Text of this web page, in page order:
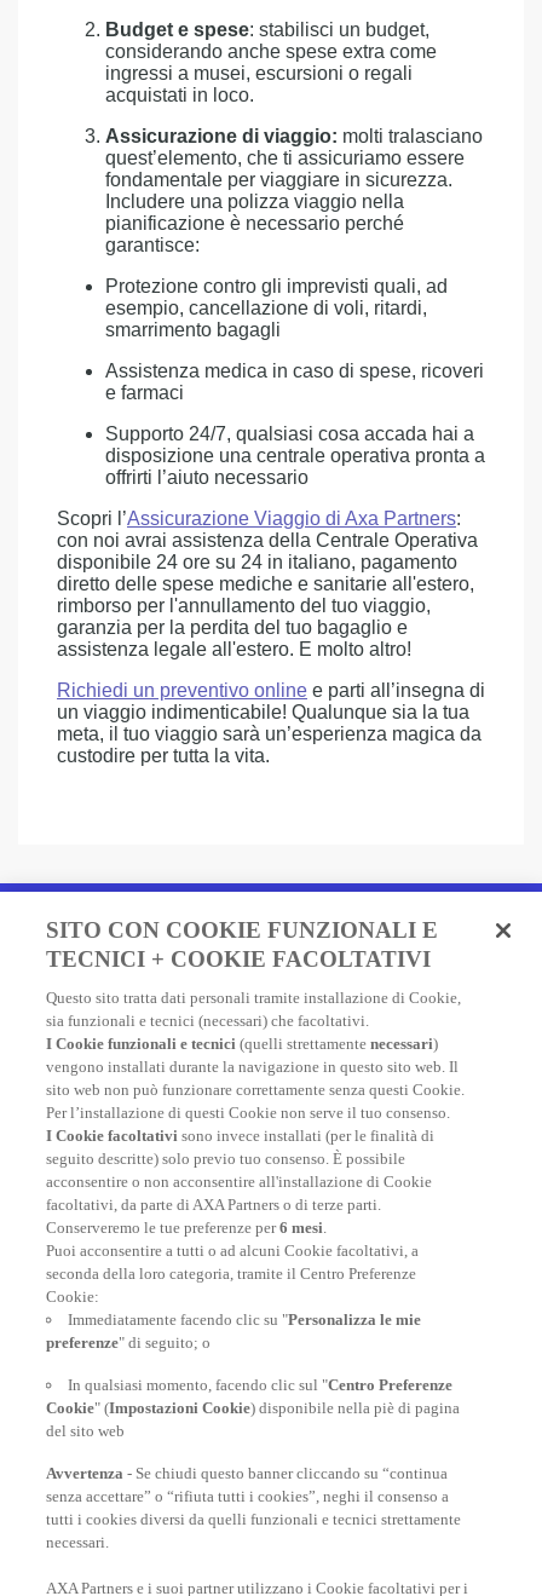
Budget e spese: stabilisci un budget,
considerando anche spese extra come
ingressi a musei, escursioni o regali
acquistati in loco.
Assicurazione di viaggio: molti tralasciano
quest’elemento, che ti assicuriamo essere
fondamentale per viaggiare in sicurezza.
Includere una polizza viaggio nella
pianificazione è necessario perché
garantisce:
Protezione contro gli imprevisti quali, ad
esempio, cancellazione di voli, ritardi,
smarrimento bagagli
Assistenza medica in caso di spese, ricoveri
e farmaci
Supporto 24/7, qualsiasi cosa accada hai a
disposizione una centrale operativa pronta a
offrirti l’aiuto necessario
Scopri l’Assicurazione Viaggio di Axa Partners:
con noi avrai assistenza della Centrale Operativa
disponibile 24 ore su 24 in italiano, pagamento
diretto delle spese mediche e sanitarie all'estero,
rimborso per l'annullamento del tuo viaggio,
garanzia per la perdita del tuo bagaglio e
assistenza legale all'estero. E molto altro!
Richiedi un preventivo online e parti all’insegna di
un viaggio indimenticabile! Qualunque sia la tua
meta, il tuo viaggio sarà un’esperienza magica da
custodire per tutta la vita.
Fai un preventivo e acquista
in due minuti!
Assicurazione Viaggio AXA: scegli e acquista online la
migliore polizza, economica e completa, per viaggiare
nel mondo.
FAI UN PREVENTIVO
At your side, everyday
SITO CON COOKIE FUNZIONALI E
TECNICI + COOKIE FACOLTATIVI
Questo sito tratta dati personali tramite installazione di Cookie,
sia funzionali e tecnici (necessari) che facoltativi.
I Cookie funzionali e tecnici (quelli strettamentenecessari)
vengono installati durante la navigazione in questo sito web. Il
sito web non può funzionare correttamente senza questi Cookie.
Per l’installazione di questi Cookie non serve il tuo consenso.
I Cookie facoltativi sono invece installati (per le finalità di
seguito descritte) solo previo tuo consenso. È possibile
acconsentire o non acconsentire all'installazione di Cookie
facoltativi, da parte di AXA Partners o di terze parti.
Conserveremo le tue preferenze per6 mesi.
Puoi acconsentire a tutti o ad alcuni Cookie facoltativi, a
seconda della loro categoria, tramite il Centro Preferenze
Cookie:
Immediatamente facendo clic su "Personalizza le mie
preferenze" di seguito; o
In qualsiasi momento, facendo clic sul "Centro Preferenze
Cookie" (Impostazioni Cookie) disponibile nella piè di pagina
del sito web
Avvertenza - Se chiudi questo banner cliccando su “continua
senza accettare” o “rifiuta tutti i cookies”, neghi il consenso a
tutti i cookies diversi da quelli funzionali e tecnici strettamente
necessari.
AXA Partners e i suoi partner utilizzano i Cookie facoltativi per i